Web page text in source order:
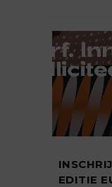
EDITIE